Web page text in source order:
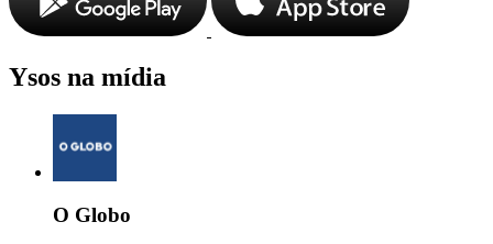
Ysos na mídia
O Globo